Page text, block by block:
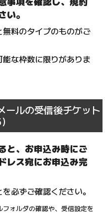
い。
料のタイプのものがご
な枠数に限りがありま
ールの受信後チケット
と、お申込み時にご
レス宛にお申込み完
必ずご確認ください。
ォルダの確認や、受信設定を